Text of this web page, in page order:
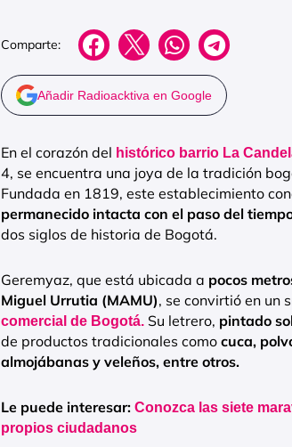
Comparte:
Añadir Radioacktiva en Google
En el corazón del histórico barrio La
4, se encuentra una joya de la tradición
Fundada en 1819, este establecimiento
permanecido intacta con el paso del
dos siglos de historia de Bogotá.
Geremyaz, que está ubicada a pocos
Miguel Urrutia (MAMU), se convirtió en un
comercial de Bogotá. Su letrero, pintado
de productos tradicionales como cuca,
almojábanas y veleños, entre otros.
Le puede interesar: Conozca las siete
propios ciudadanos